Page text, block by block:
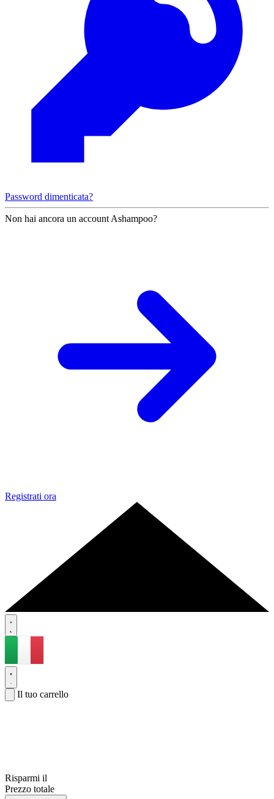
Password dimenticata?
Non hai ancora un account Ashampoo?
Registrati ora
Il tuo carrello
Risparmi il
Prezzo totale